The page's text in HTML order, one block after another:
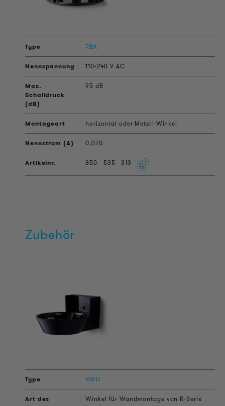
RBA
110-240 V AC
95 dB
horizontal oder Metall-Winkel
0,070
850 535 313
Zubehör
RWD
Winkel für Wandmontage von R-Serie